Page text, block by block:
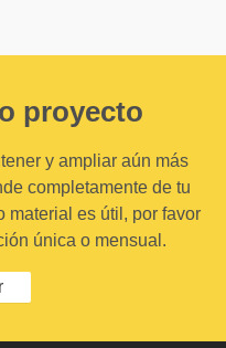
proyecto
y ampliar aún más
completamente de tu
material es útil, por favor
única o mensual.